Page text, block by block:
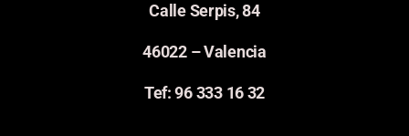
Calle Serpis, 84
46022 – Valencia
Tef: 96 333 16 32